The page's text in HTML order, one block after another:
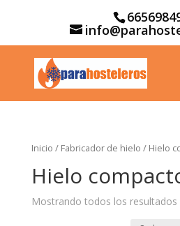
Inicio / Fabricador de hielo / Hielo
Hielo
Mostrando todos los resultados